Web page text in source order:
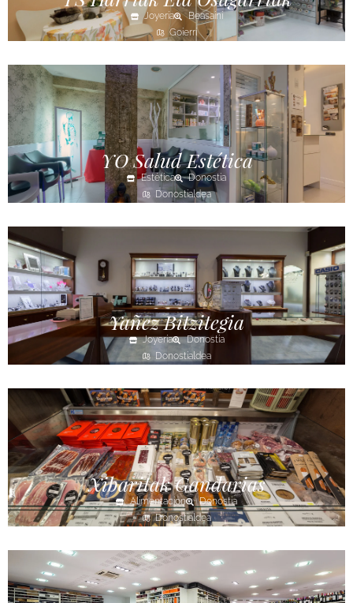
Joyería
Beasaini
Goierri
YO Salud Estética
Estética
Donostia
Donostialdea
Yañez Bitzitegia
Joyería
Donostia
Donostialdea
Xibaritak Gandarias
Alimentación
Donostia
Donostialdea